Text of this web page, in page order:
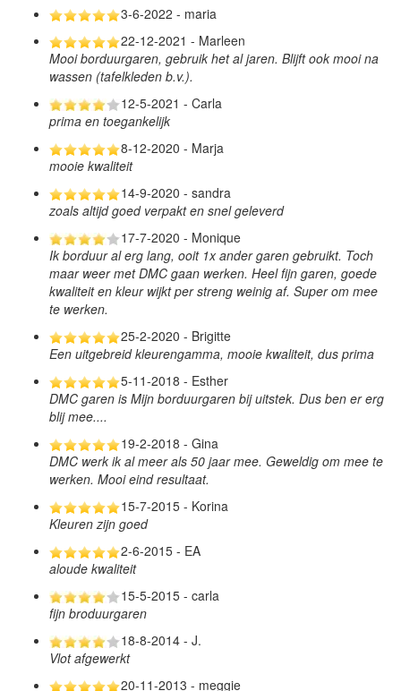
3-6-2022 - maria
22-12-2021 - Marleen
Mooi borduurgaren, gebruik het al jaren. Blijft ook mooi na
wassen (tafelkleden b.v.).
12-5-2021 - Carla
prima en toegankelijk
8-12-2020 - Marja
mooie kwaliteit
14-9-2020 - sandra
zoals altijd goed verpakt en snel geleverd
17-7-2020 - Monique
Ik borduur al erg lang, ooit 1x ander garen gebruikt. Toch
maar weer met DMC gaan werken. Heel fijn garen, goede
kwaliteit en kleur wijkt per streng weinig af. Super om mee
te werken.
25-2-2020 - Brigitte
Een uitgebreid kleurengamma, mooie kwaliteit, dus prima
5-11-2018 - Esther
DMC garen is Mijn borduurgaren bij uitstek. Dus ben er erg
blij mee....
19-2-2018 - Gina
DMC werk ik al meer als 50 jaar mee. Geweldig om mee te
werken. Mooi eind resultaat.
15-7-2015 - Korina
Kleuren zijn goed
2-6-2015 - EA
aloude kwaliteit
15-5-2015 - carla
fijn broduurgaren
18-8-2014 - J.
Vlot afgewerkt
20-11-2013 - meggie